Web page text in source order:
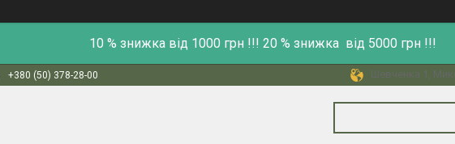
10 % знижка від 1000 грн !!! 20 % знижка від 5000 грн !!!
+380 (50) 378-28-00 Шевченка 1,